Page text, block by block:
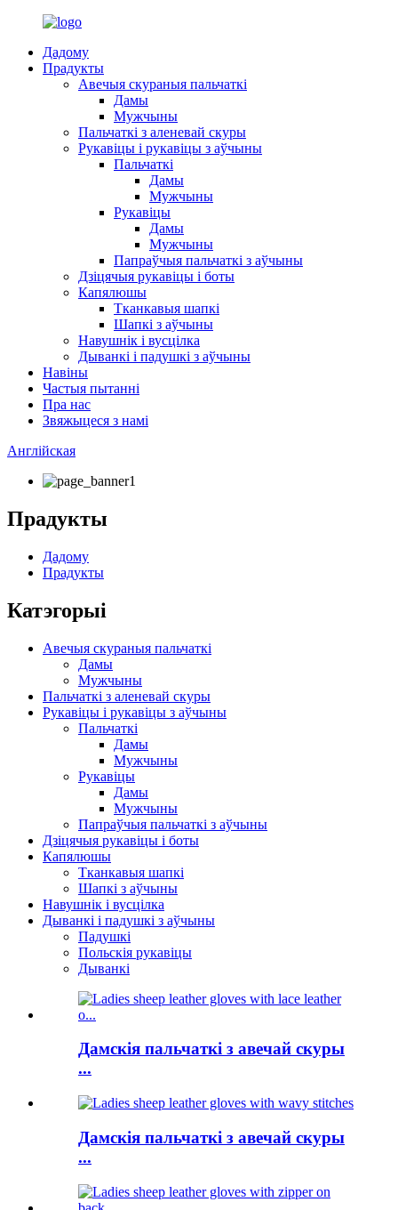
Дадому
Прадукты
Авечыя скураныя пальчаткі
Дамы
Мужчыны
Пальчаткі з аленевай скуры
Рукавіцы і рукавіцы з аўчыны
Пальчаткі
Дамы
Мужчыны
Рукавіцы
Дамы
Мужчыны
Папраўчыя пальчаткі з аўчыны
Дзіцячыя рукавіцы і боты
Капялюшы
Тканкавыя шапкі
Шапкі з аўчыны
Навушнік і вусцілка
Дыванкі і падушкі з аўчыны
Навіны
Частыя пытанні
Пра нас
Звяжыцеся з намі
Англійская
Прадукты
Дадому
Прадукты
Катэгорыі
Авечыя скураныя пальчаткі
Дамы
Мужчыны
Пальчаткі з аленевай скуры
Рукавіцы і рукавіцы з аўчыны
Пальчаткі
Дамы
Мужчыны
Рукавіцы
Дамы
Мужчыны
Папраўчыя пальчаткі з аўчыны
Дзіцячыя рукавіцы і боты
Капялюшы
Тканкавыя шапкі
Шапкі з аўчыны
Навушнік і вусцілка
Дыванкі і падушкі з аўчыны
Падушкі
Польскія рукавіцы
Дыванкі
Дамскія пальчаткі з авечай скуры
...
Дамскія пальчаткі з авечай скуры
...